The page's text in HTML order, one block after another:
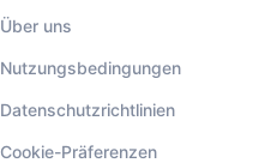
Über uns
Nutzungsbedingungen
Datenschutzrichtlinien
Cookie-Präferenzen